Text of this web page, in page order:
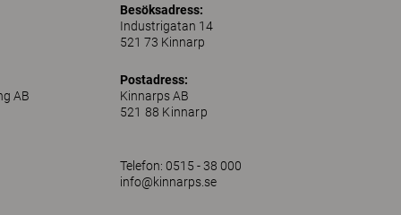
AB
Besöksadress:
Industrigatan 14
521 73 Kinnarp
Postadress:
Kinnarps AB
521 88 Kinnarp
Telefon: 0515 - 38 000
info@kinnarps.se